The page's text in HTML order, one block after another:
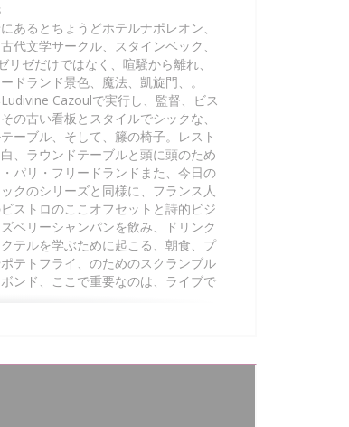
あるとちょうどホテルナポレオン、
代文学サークル、スタインベック、
ゼだけではなく、喧騒から離れ、
ドランド景色、魔法、凱旋門、。
Cazoulで実行し、監督、ビス
の古い看板とスタイルでシックな、
ーブル、そして、籐の椅子。レスト
、ラウンドテーブルと頭に頭のため
パリ・フリードランドまた、今日の
クのシリーズと同様に、フランス人
ストロのここオフセットと詩的ビジ
ベリーシャンパンを飲み、ドリンク
テルを学ぶために起こる、朝食、プ
テトフライ、のためのスクランブル
ンド、ここで重要なのは、ライブで